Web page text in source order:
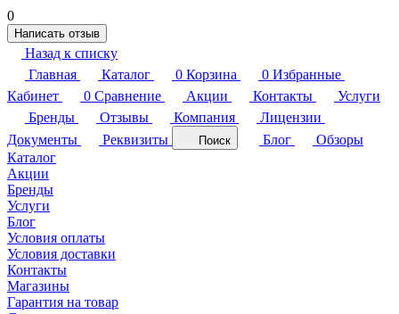
0
Написать отзыв
Назад к списку
Главная
Каталог 0 Корзина 0 Избранные
Кабинет
0 Сравнение Акции Контакты
Услуги
Бренды
Отзывы Компания
Лицензии
Документы
Реквизиты Поиск Блог
Обзоры
Каталог
Акции
Бренды
Услуги
Блог
Условия оплаты
Условия доставки
Контакты
Магазины
Гарантия на товар